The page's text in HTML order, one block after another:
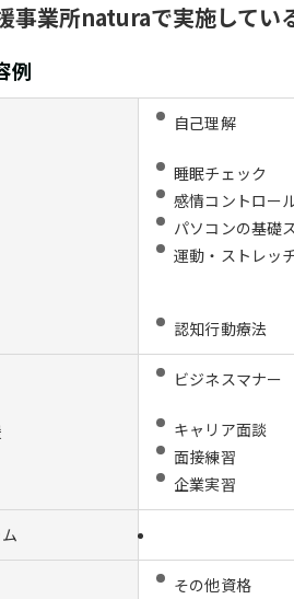
事業所naturaで実施してい
例
自己理解
睡眠チェック
感情コントロー
パソコンの基礎
運動・ストレッ
認知行動療法
ビジネスマナー
キャリア⾯談
⾯接練習
企業実習
その他資格